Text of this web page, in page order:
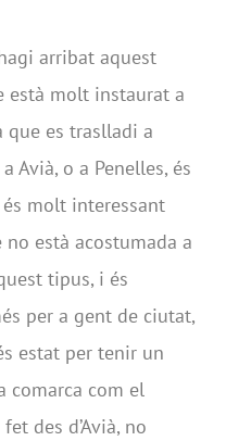
arribat aquest
està molt instaurat a
que es traslladi a
Avià, o a Penelles, és
molt interessant
està acostumada a
tipus, i és
per a gent de ciutat,
estat per tenir un
comarca com el
des d’Avià, no